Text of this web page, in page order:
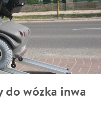
wózka inwa